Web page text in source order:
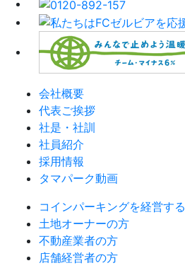
会社概要
代表ご挨拶
社是・社訓
社員紹介
採用情報
タマパーク動画
コインパーキングを経営する
土地オーナーの方
不動産業者の方
店舗経営者の方